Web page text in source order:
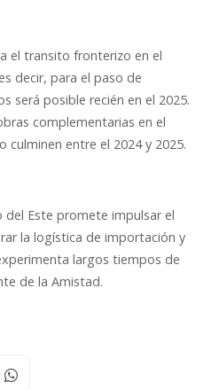
el transito fronterizo en el
decir, para el paso de
será posible recién en el 2025.
complementarias en el
culminen entre el 2024 y 2025.
Este promete impulsar el
la logística de importación y
largos tiempos de
de la Amistad.